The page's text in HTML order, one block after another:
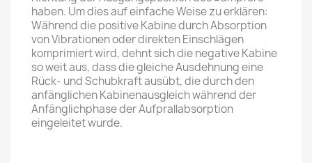
haben. Um dies auf einfache Weise zu erklären:
Während die positive Kabine durch Absorption
von Vibrationen oder direkten Einschlägen
komprimiert wird, dehnt sich die negative Kabine
so weit aus, dass die gleiche Ausdehnung eine
Rück- und Schubkraft ausübt, die durch den
anfänglichen Kabinenausgleich während der
Anfänglichphase der Aufprallabsorption
eingeleitet wurde.